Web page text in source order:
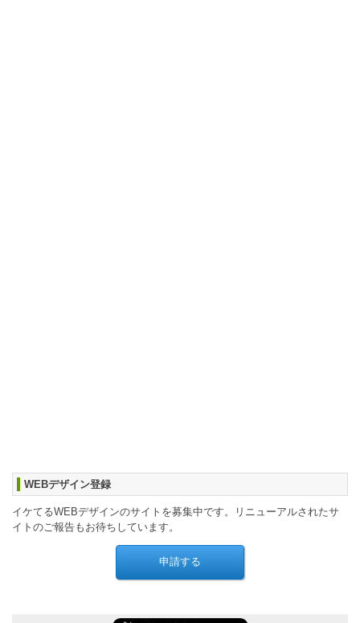
WEBデザイン登録
イケてるWEBデザインのサイトを募集中です。リニューアルされたサ
イトのご報告もお待ちしています。